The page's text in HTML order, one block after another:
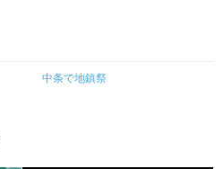
中条で地鎮祭